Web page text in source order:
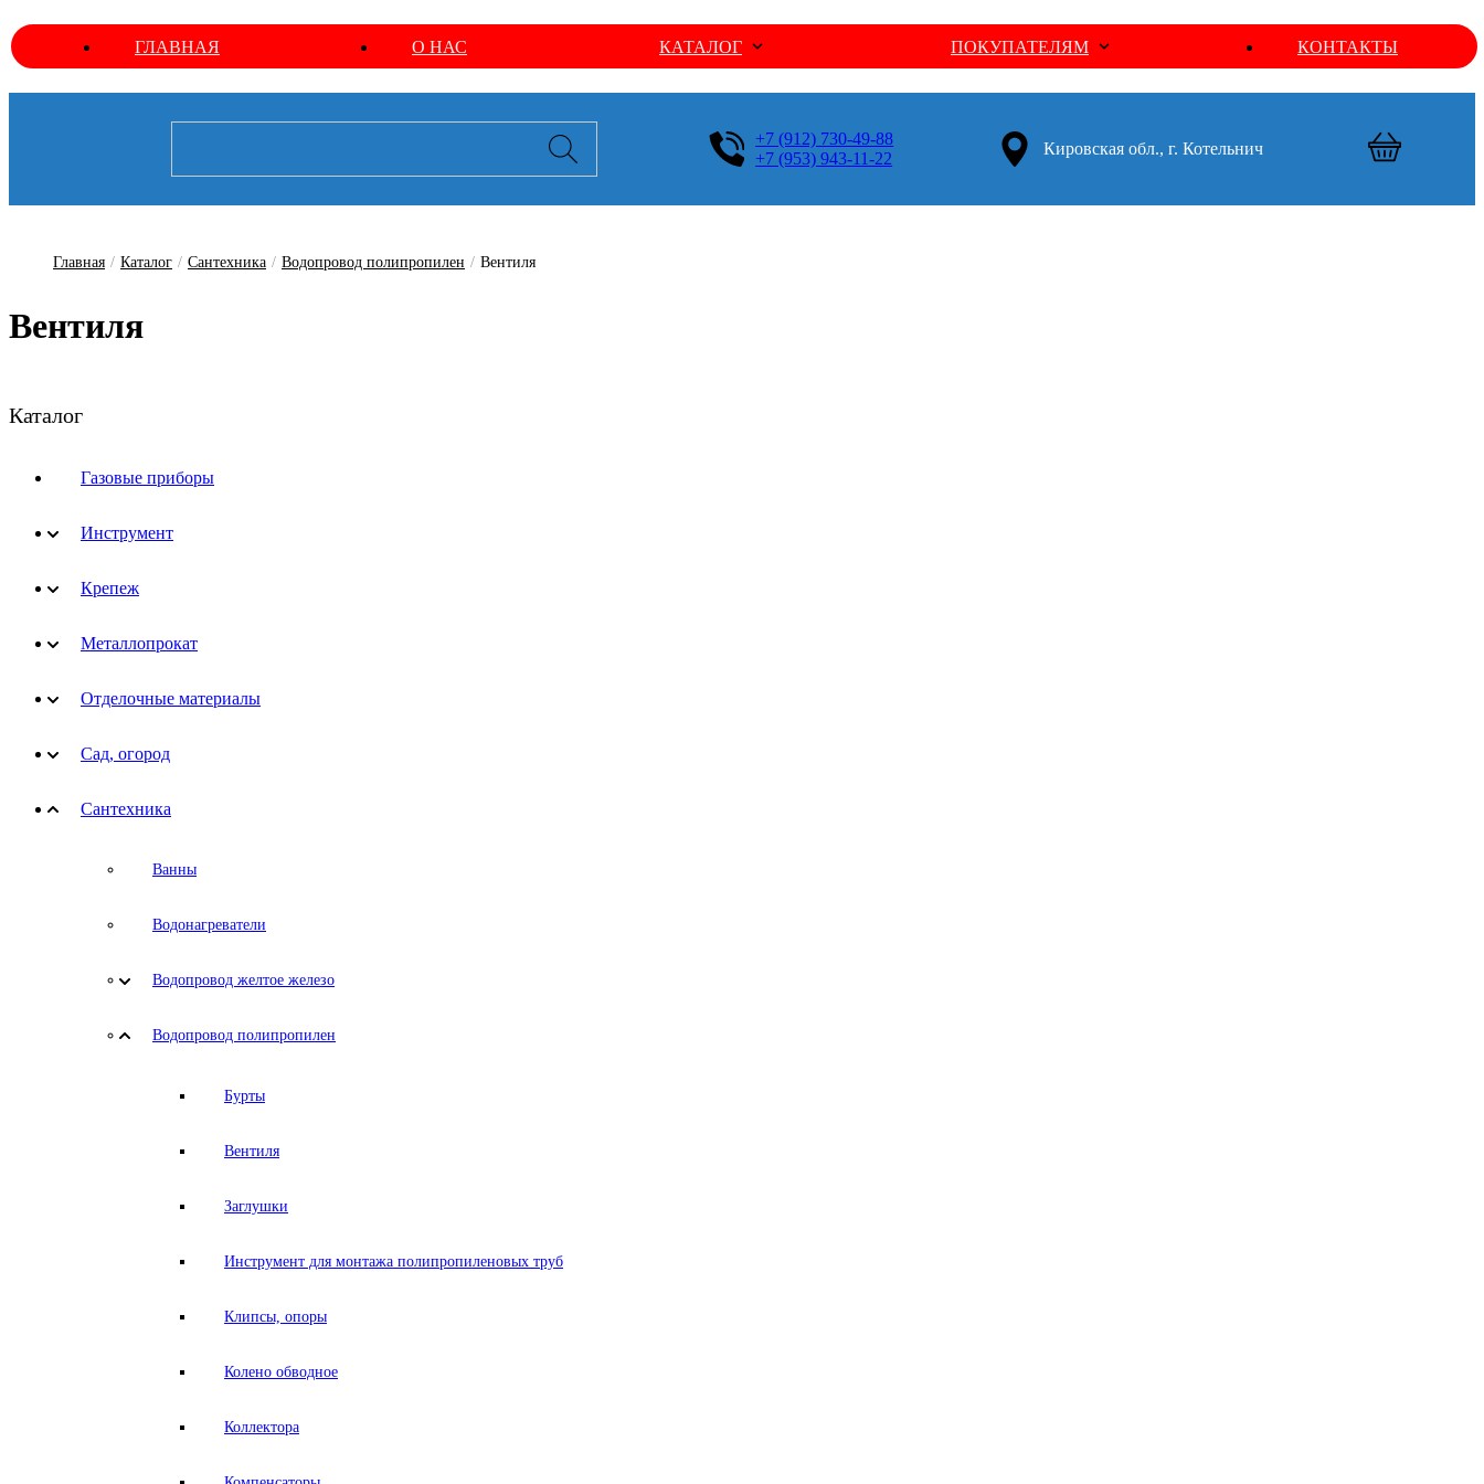
ГЛАВНАЯ О НАС КАТАЛОГ ПОКУПАТЕЛЯМ КОНТАКТЫ
+7 (912) 730-49-88
+7 (953) 943-11-22
Кировская обл., г. Котельнич
Главная / Каталог / Сантехника / Водопровод полипропилен / Вентиля
Вентиля
Каталог
Газовые приборы
Инструмент
Крепеж
Металлопрокат
Отделочные материалы
Сад, огород
Сантехника
Ванны
Водонагреватели
Водопровод желтое железо
Водопровод полипропилен
Бурты
Вентиля
Заглушки
Инструмент для монтажа полипропиленовых труб
Клипсы, опоры
Колено обводное
Коллектора